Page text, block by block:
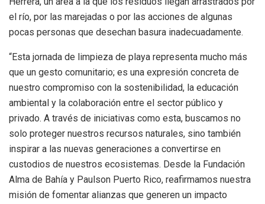
el río, por las marejadas o por las acciones de algunas
pocas personas que desechan basura inadecuadamente.
“Esta jornada de limpieza de playa representa mucho más
que un gesto comunitario; es una expresión concreta de
nuestro compromiso con la sostenibilidad, la educación
ambiental y la colaboración entre el sector público y
privado. A través de iniciativas como esta, buscamos no
solo proteger nuestros recursos naturales, sino también
inspirar a las nuevas generaciones a convertirse en
custodios de nuestros ecosistemas. Desde la Fundación
Alma de Bahía y Paulson Puerto Rico, reafirmamos nuestra
misión de fomentar alianzas que generen un impacto